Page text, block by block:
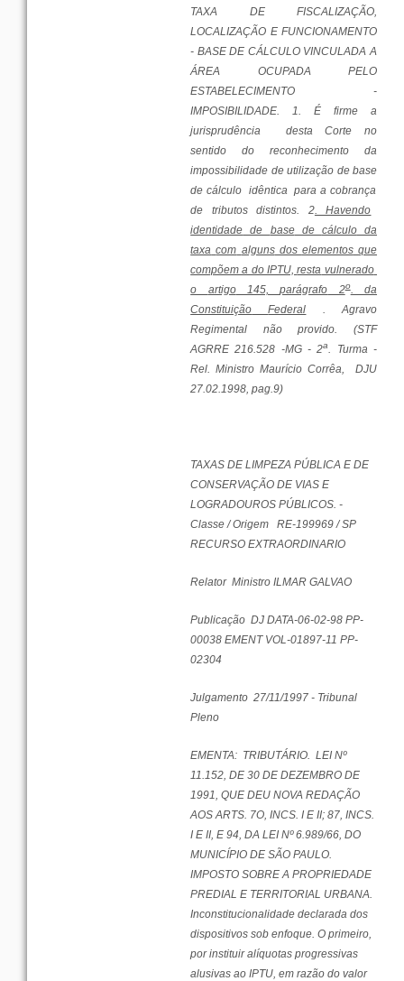
TAXA DE FISCALIZAÇÃO,
LOCALIZAÇÃO E FUNCIONAMENTO
- BASEDE CÁLCULOVINCULADA A
ÁREA
OCUPADA
PELO
ESTABELECIMENTO -
IMPOSIBILIDADE. 1. Éfirme a
jurisprudência
destaCorte no
sentido doreconhecimento da
impossibilidade deutilização debase
decálculo idêntica para acobrança
de tributos distintos . 2. Havendo
identidade de basede cálculoda
taxa com algunsdos elementos que
compõem a do IPTU,resta vulnerado
o artigo145,parágrafo 2o. da
Constituição
Federal .Agravo
Regimental
nãoprovido. (STF
AGRRE 216.528 -MG - 2a Turma -
Rel.Ministro Maurício Corrêa,
DJU
27.02.1998, pag.9)
TAXAS DELIMPEZA PÚBLICA E DE
CONSERVAÇÃO DE VIAS E
LOGRADOUROS PÚBLICOS . -
Classe /Origem
RE-199969 / SP
RECURSO EXTRAORDINARIO
Relator Ministro ILMAR GALVAO
Publicação DJ DATA-06-02-98 PP-
00038 EMENT VOL-01897-11 PP-
02304
Julgamento 27/11/1997 - Tribunal
Pleno
EMENTA: TRIBUTÁRIO LEI Nº
11.152, DE 30 DEDEZEMBRO DE
1991,QUE DEUNOVA REDAÇÃO
AOS ARTS. 7O, INCS. I E II; 87, INCS.
I E II, E 94, DALEI Nº 6.989/66, DO
MUNICÍPIO DESÃO PAULO.
IMPOSTO SOBRE APROPRIEDADE
PREDIAL E TERRITORIAL URBANA
Inconstitucionalidade declarada dos
dispositivos sob enfoque . Oprimeiro
por instituir alíquotas progressivas
alusivas ao IPTU,em razão dovalor